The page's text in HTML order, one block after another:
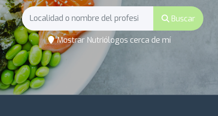
Buscar
Mostrar Nutriólogos cerca de mí